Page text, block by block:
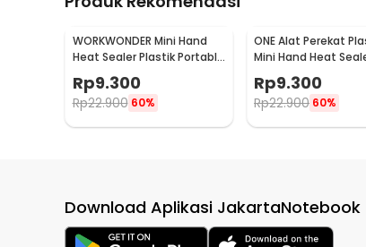
WORKWONDER Mini Hand
Heat Sealer Plastik Portable
Baterai AA - LX2000A
Rp9.300
Rp22.900 60%
ONE Alat Perekat
Mini Hand Heat
- MJP-288
Rp9.300
Rp22.900 60%
Download Aplikasi JakartaNotebook